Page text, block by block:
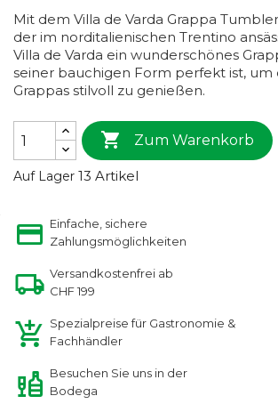
Mit dem Villa de Varda Grappa
der im norditalienischen Trentino
Villa de Varda ein wunderschönes
seiner bauchigen Form perfekt ist, um
Grappas stilvoll zu genießen.
 Zum Warenkorb
Auf Lager 13 Artikel
Einfache, sichere
Zahlungsmöglichkeiten
Versandkostenfrei ab
CHF 199
Spezialpreise für Gastronomie &
Fachhändler
Besuchen Sie uns in der
Bodega